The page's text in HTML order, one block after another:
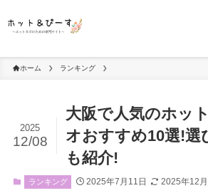
ホーム ランキング
大阪で人気のホッ
オおすすめ10選!選
も紹介!
2025
12/08
ランキング 2025年7月11日 2025年12月